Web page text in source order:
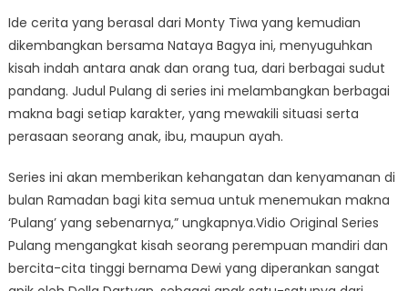
Ide cerita yang berasal dari Monty Tiwa yang kemudian
dikembangkan bersama Nataya Bagya ini, menyuguhkan
kisah indah antara anak dan orang tua, dari berbagai sudut
pandang. Judul Pulang di series ini melambangkan berbagai
makna bagi setiap karakter, yang mewakili situasi serta
perasaan seorang anak, ibu, maupun ayah.
Series ini akan memberikan kehangatan dan kenyamanan di
bulan Ramadan bagi kita semua untuk menemukan makna
‘Pulang’ yang sebenarnya,” ungkapnya.Vidio Original Series
Pulang mengangkat kisah seorang perempuan mandiri dan
bercita-cita tinggi bernama Dewi yang diperankan sangat